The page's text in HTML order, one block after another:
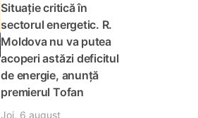
Situație critică în
sectorul energetic. R.
Moldova nu va putea
acoperi astăzi deficitul
de energie, anunță
premierul Tofan
Joi, 6 august